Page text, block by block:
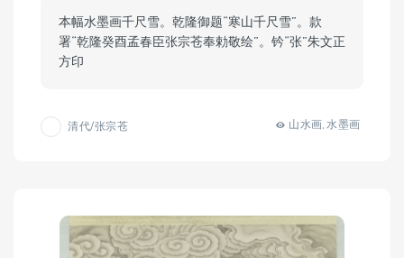
本幅水墨画千尺雪。乾隆御题“寒山千尺雪”。款
署“乾隆癸酉孟春臣张宗苍奉勅敬绘”。钤“张”朱文正
方印
清代/张宗苍 山水画,水墨画